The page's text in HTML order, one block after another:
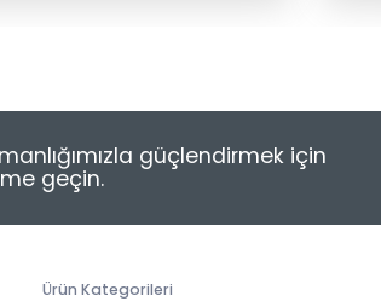
güçlendirmek için
geçin.
Ürün Kategorileri